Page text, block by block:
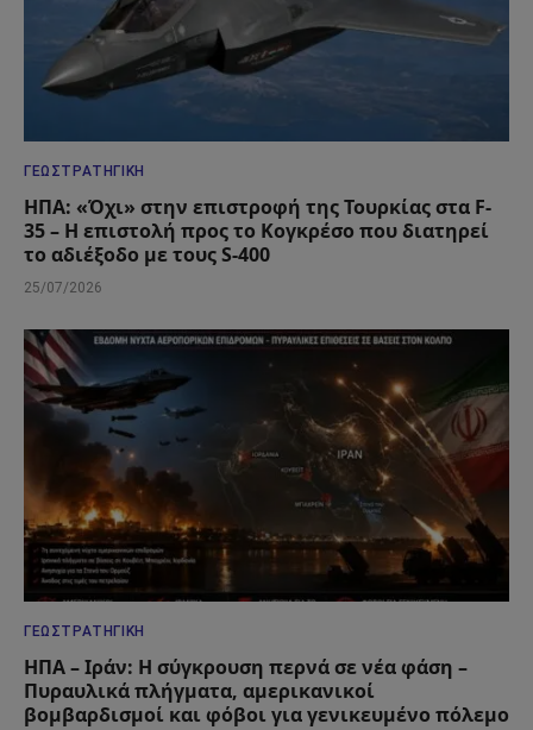
ΓΕΩΣΤΡΑΤΗΓΙΚΉ
ΗΠΑ: «Όχι» στην επιστροφή της Τουρκίας στα F-
35 – Η επιστολή προς το Κογκρέσο που διατηρεί
το αδιέξοδο με τους S-400
25/07/2026
ΓΕΩΣΤΡΑΤΗΓΙΚΉ
ΗΠΑ – Ιράν: Η σύγκρουση περνά σε νέα φάση –
Πυραυλικά πλήγματα, αμερικανικοί
βομβαρδισμοί και φόβοι για γενικευμένο πόλεμο